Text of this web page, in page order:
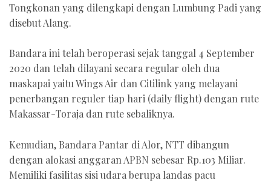
Tongkonan yang dilengkapi dengan Lumbung Padi yang
disebut Alang.
Bandara ini telah beroperasi sejak tanggal 4 September
2020 dan telah dilayani secara regular oleh dua
maskapai yaitu Wings Air dan Citilink yang melayani
penerbangan reguler tiap hari (daily flight) dengan rute
Makassar-Toraja dan rute sebaliknya.
Kemudian, Bandara Pantar di Alor, NTT dibangun
dengan alokasi anggaran APBN sebesar Rp.103 Miliar.
Memiliki fasilitas sisi udara berupa landas pacu